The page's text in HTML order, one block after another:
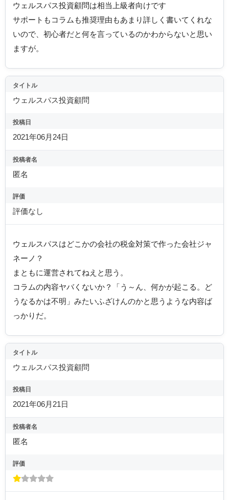
ウェルスパス投資顧問は相当上級者向けです
サポートもコラムも推奨理由もあまり詳しく書いてくれな
いので、初心者だと何を言っているのかわからないと思い
ますが。
タイトル
ウェルスパス投資顧問
投稿日
2021年06月24日
投稿者名
匿名
評価
評価なし
ウェルスパスはどこかの会社の税金対策で作った会社ジャ
ネーノ？
まともに運営されてねえと思う。
コラムの内容ヤバくないか？「う～ん、何かが起こる。ど
うなるかは不明」みたいふざけんのかと思うような内容ば
っかりだ。
タイトル
ウェルスパス投資顧問
投稿日
2021年06月21日
投稿者名
匿名
評価